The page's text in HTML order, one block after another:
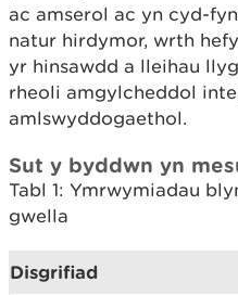
ac amserol ac yn cyd-
natur hirdymor, wrth
yr hinsawdd a lleihau
rheoli amgylcheddol
amlswyddogaethol.
Sut y byddwn yn
Tabl 1: Ymrwymiadau
gwella
Disgrifiad